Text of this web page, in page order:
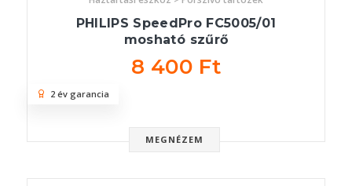
PHILIPS SpeedPro FC5005/01
mosható szűrő
8 400 Ft
MEGNÉZEM
2 év garancia